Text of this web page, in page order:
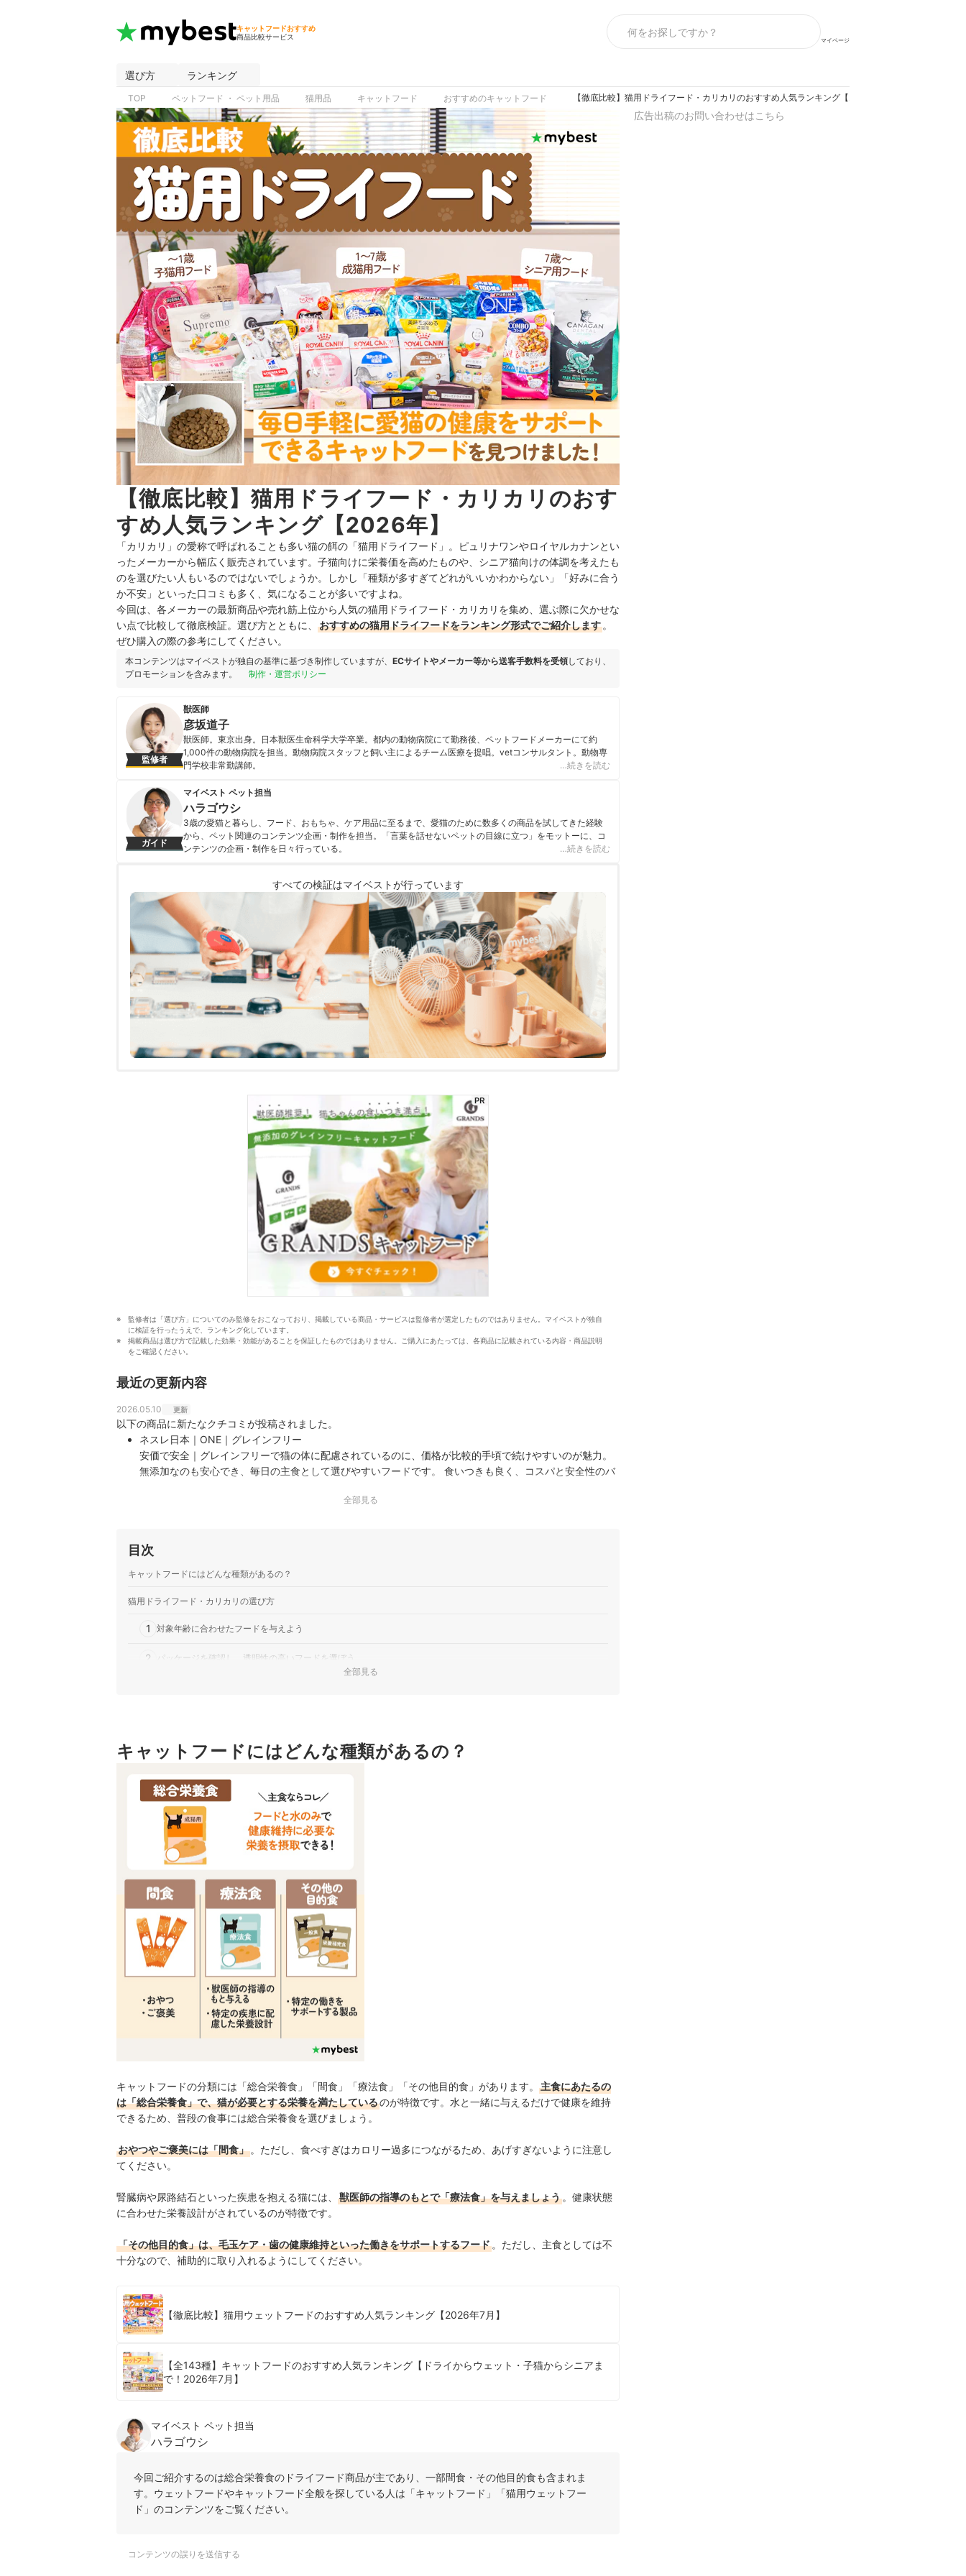
キャットフードおすすめ
商品比較サービス
マイページ
選び方 ランキング
TOP ペットフード ・ ペット用品 猫用品 キャットフード おすすめのキャットフード 【徹底比較】猫用ドライフード・カリカリのおすすめ人気ランキング【2026年】
【徹底比較】猫用ドライフード・カリカリのおす
すめ人気ランキング【2026年】
「カリカリ」の愛称で呼ばれることも多い猫の餌の「猫用ドライフード」。ピュリナワンやロイヤルカナンとい
ったメーカーから幅広く販売されています。子猫向けに栄養価を高めたものや、シニア猫向けの体調を考えたも
のを選びたい人もいるのではないでしょうか。しかし「種類が多すぎてどれがいいかわからない」「好みに合う
か不安」といった口コミも多く、気になることが多いですよね。
今回は、各メーカーの最新商品や売れ筋上位から人気の猫用ドライフード・カリカリを集め、選ぶ際に欠かせな
い点で比較して徹底検証。選び方とともに、
おすすめの猫用ドライフードをランキング形式でご紹介します 。
ぜひ購入の際の参考にしてください。
本コンテンツはマイベストが独自の基準に基づき制作していますが、 ECサイトやメーカー等から送客手数料を受領しており、
プロモーションを含みます。
制作・運営ポリシー
監修者
獣医師
彦坂道子
獣医師。東京出身。日本獣医生命科学大学卒業。都内の動物病院にて勤務後、ペットフードメーカーにて約
1,000件の動物病院を担当。動物病院スタッフと飼い主によるチーム医療を提唱。vetコンサルタント。動物専
門学校非常勤講師。
…続きを読む
ガイド
マイベスト ペット担当
ハラゴウシ
3歳の愛猫と暮らし、フード、おもちゃ、ケア用品に至るまで、愛猫のために数多くの商品を試してきた経験
から、ペット関連のコンテンツ企画・制作を担当。「言葉を話せないペットの目線に立つ」をモットーに、コ
ンテンツの企画・制作を日々行っている。
…続きを読む
すべての検証はマイベストが行っています
監修者は「選び方」についてのみ監修をおこなっており、掲載している商品・サービスは監修者が選定したものではありません。マイベストが独自
に検証を行ったうえで、ランキング化しています。
掲載商品は選び方で記載した効果・効能があることを保証したものではありません。ご購入にあたっては、各商品に記載されている内容・商品説明
をご確認ください。
最近の更新内容
2026.05.10 更新
以下の商品に新たなクチコミが投稿されました。
ネスレ日本｜ONE｜グレインフリー
安価で安全｜グレインフリーで猫の体に配慮されているのに、価格が比較的手頃で続けやすいのが魅力。
無添加なのも安心でき、毎日の主食として選びやすいフードです。 食いつきも良く、コスパと安全性のバ
ネスレ日本｜ONE｜1歳までの子ねこ用/妊娠・授乳期の母猫用
す。 価格も比較的手頃なので続けやすく、分包タイプで鮮度を保ちやすい点も便利です。
全部見る
目次
キャットフードにはどんな種類があるの？
猫用ドライフード・カリカリの選び方
1 対象年齢に合わせたフードを与えよう
2 パッケージを確認し、透明性の高いフードを選ぼう
売れ筋の人気猫用ドライフード・カリカリ全92商品を徹底比較！
全部見る
キャットフードにはどんな種類があるの？
キャットフードの分類には「総合栄養食」「間食」「療法食」「その他目的食」があります。
主食にあたるの
は「総合栄養食」で、猫が必要とする栄養を満たしているのが特徴です。水と一緒に与えるだけで健康を維持
できるため、普段の食事には総合栄養食を選びましょう。
おやつやご褒美には「間食」。ただし、食べすぎはカロリー過多につながるため、あげすぎないように注意し
てください。
腎臓病や尿路結石といった疾患を抱える猫には、 獣医師の指導のもとで「療法食」を与えましょう。健康状態
に合わせた栄養設計がされているのが特徴です。
「その他目的食」は、毛玉ケア・歯の健康維持といった働きをサポートするフード。ただし、主食としては不
十分なので、補助的に取り入れるようにしてください。
【徹底比較】猫用ウェットフードのおすすめ人気ランキング【2026年7月】
【全143種】キャットフードのおすすめ人気ランキング【ドライからウェット・子猫からシニアま
で！2026年7月】
マイベスト ペット担当
ハラゴウシ
今回ご紹介するのは総合栄養食のドライフード商品が主であり、一部間食・その他目的食も含まれま
す。ウェットフードやキャットフード全般を探している人は「キャットフード」「猫用ウェットフー
ド」のコンテンツをご覧ください。
コンテンツの誤りを送信する
広告出稿のお問い合わせはこちら